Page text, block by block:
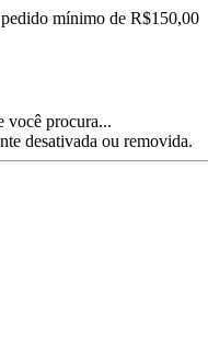
mínimo de R$150,00
você procura...
desativada ou removida.